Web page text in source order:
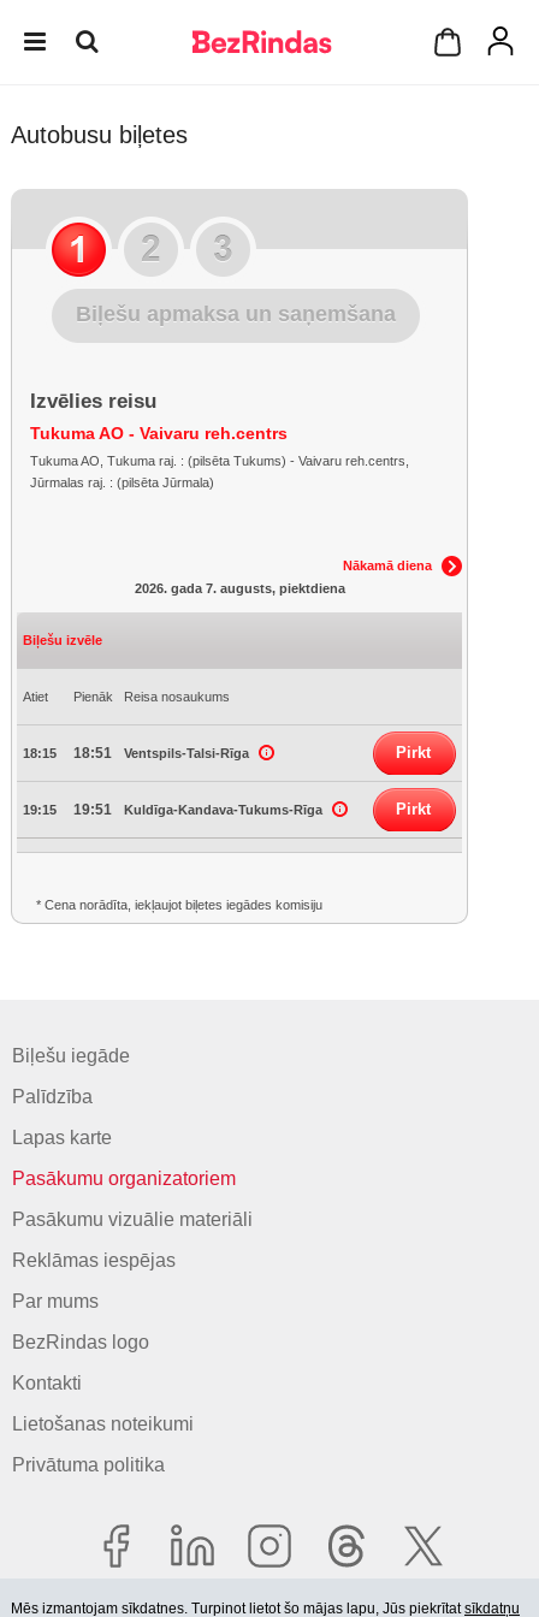
Autobusu biļetes
Biļešu apmaksa un saņemšana
Izvēlies reisu
Tukuma AO - Vaivaru reh.centrs
Tukuma AO, Tukuma raj. : (pilsēta Tukums) - Vaivaru reh.centrs,
Jūrmalas raj. : (pilsēta Jūrmala)
Nākamā diena
2026. gada 7. augusts, piektdiena
Biļešu izvēle
Atiet Pienāk Reisa nosaukums
18:15 18:51 Ventspils-Talsi-Rīga Pirkt
19:15 19:51 Kuldīga-Kandava-Tukums-Rīga Pirkt
* Cena norādīta, iekļaujot biļetes iegādes komisiju
Biļešu iegāde
Palīdzība
Lapas karte
Pasākumu organizatoriem
Pasākumu vizuālie materiāli
Reklāmas iespējas
Par mums
BezRindas logo
Kontakti
Lietošanas noteikumi
Privātuma politika
Mēs izmantojam sīkdatnes. Turpinot lietot šo mājas lapu, Jūs piekrītatsīkdatņu